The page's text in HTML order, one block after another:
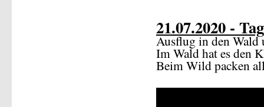
21.07.2020 -
Ausflug in den
Im Wald hat es den
Beim Wild packen